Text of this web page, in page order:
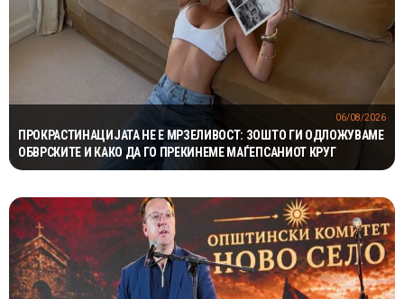
ПРОКРАСТИНАЦИЈАТА НЕ Е МРЗЕЛИВОСТ: ЗОШТО ГИ ОДЛОЖУВАМЕ
ОБВРСКИТЕ И КАКО ДА ГО ПРЕКИНЕМЕ МАЃЕПСАНИОТ КРУГ
06/08/2026